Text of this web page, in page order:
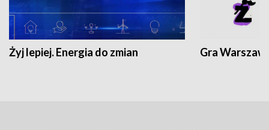
Żyj lepiej. Energia do zmian Gra